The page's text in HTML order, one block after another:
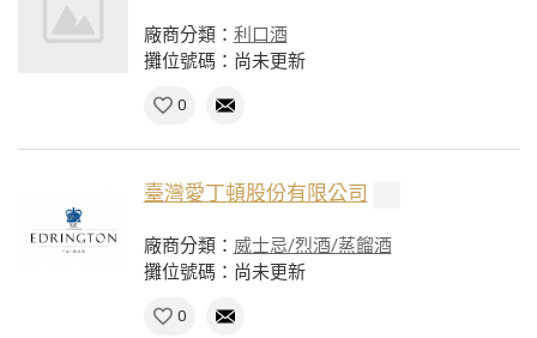
廠商分類： 利口酒
攤位號碼：尚未更新
0
臺灣愛丁頓股份有限公司
廠商分類： 威士忌/烈酒/蒸餾酒
攤位號碼：尚未更新
0